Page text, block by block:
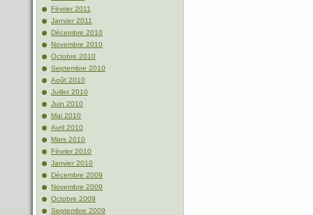
Février 2011
Janvier 2011
Décembre 2010
Novembre 2010
Octobre 2010
Septembre 2010
Août 2010
Juillet 2010
Juin 2010
Mai 2010
Avril 2010
Mars 2010
Février 2010
Janvier 2010
Décembre 2009
Novembre 2009
Octobre 2009
Septembre 2009